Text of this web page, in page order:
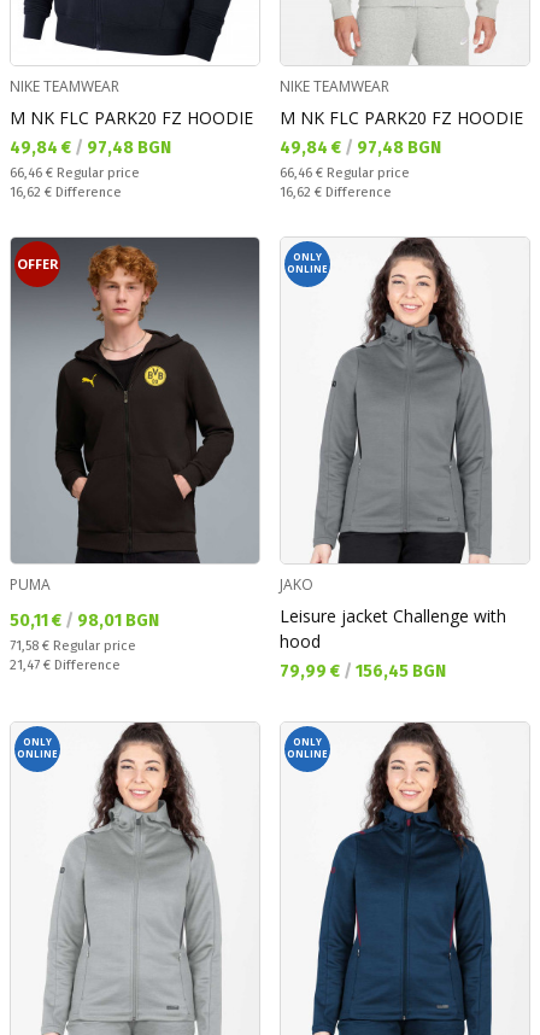
NIKE TEAMWEAR
M NK FLC PARK20 FZ HOODIE
Текуща цена:
49,84 € / 97,48 BGN
Regular price:
66,46 € Regular price
Спестявате:
16,62 € Difference
NIKE TEAMWEAR
M NK FLC PARK20 FZ HOODIE
Текуща цена:
49,84 € / 97,48 BGN
Regular price:
66,46 € Regular price
Спестявате:
16,62 € Difference
OFFER
PUMA
Текуща цена:
50,11 € / 98,01 BGN
Regular price:
71,58 € Regular price
Спестявате:
21,47 € Difference
ONLY
ONLINE
JAKO
Leisure jacket Challenge with
hood
Текуща цена:
79,99 € / 156,45 BGN
ONLY
ONLINE
ONLY
ONLINE